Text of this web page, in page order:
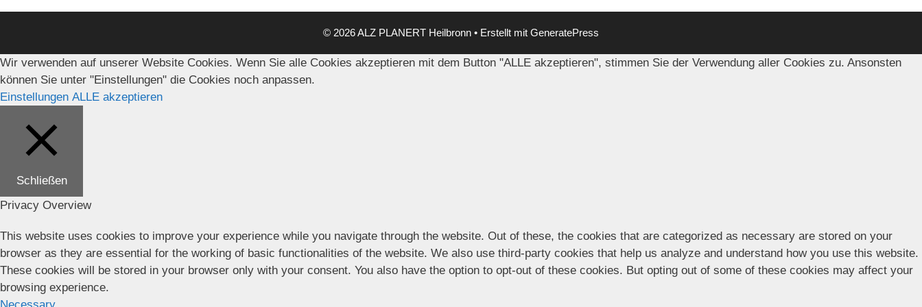
© 2026 ALZ PLANERT Heilbronn • Erstellt mit GeneratePress
Wir verwenden auf unserer Website Cookies. Wenn Sie alle Cookies akzeptieren mit dem Button "ALLE akzeptieren", stimmen Sie der Verwendung aller Cookies zu. Ansonsten
können Sie unter "Einstellungen" die Cookies noch anpassen.
Einstellungen ALLE akzeptieren
Schließen
Privacy Overview
This website uses cookies to improve your experience while you navigate through the website. Out of these, the cookies that are categorized as necessary are stored on your
browser as they are essential for the working of basic functionalities of the website. We also use third-party cookies that help us analyze and understand how you use this website.
These cookies will be stored in your browser only with your consent. You also have the option to opt-out of these cookies. But opting out of some of these cookies may affect your
browsing experience.
Necessary